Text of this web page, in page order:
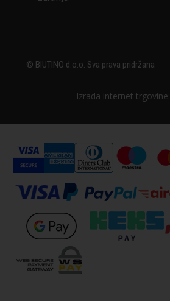
© BIUTINO d.o.o. Sva prava pridržana
Izrada internet trgovine: